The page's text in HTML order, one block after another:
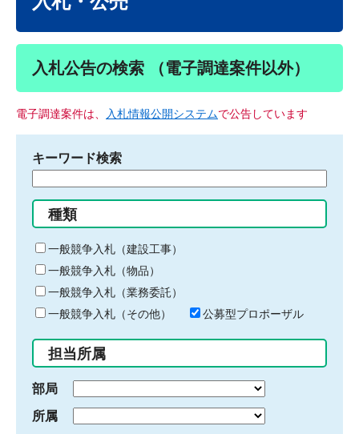
入札公告の検索 （電子調達案件以外）
電子調達案件は、 入札情報公開システムで公告しています
キーワード検索
る
キ
ー
ワ
ー
ド
入
力
種類
一般競争入札（建設工事）
一般競争入札（物品）
一般競争入札（業務委託）
一般競争入札（その他）
公募型プロポーザル
担当所属
部局
所属